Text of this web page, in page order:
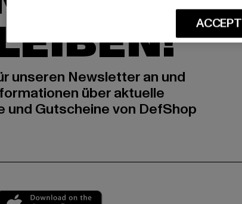
unseren Newsletter an und
über aktuelle
und Gutscheine von DefShop
market
ACCEPT